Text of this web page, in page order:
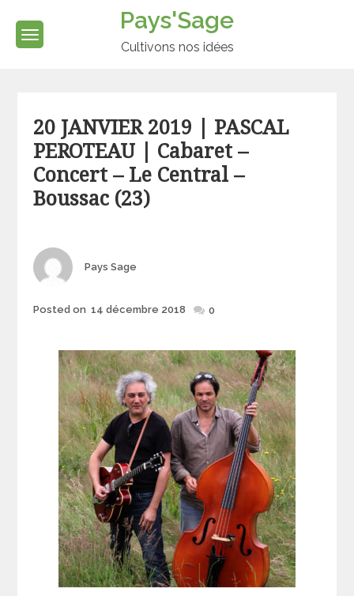
content
Pays'Sage
Cultivons nos idées
20 JANVIER 2019 | PASCAL
PEROTEAU | Cabaret –
Concert – Le Central –
Boussac (23)
Author
Pays Sage
Posted
Posted on 14 décembre 2018 0